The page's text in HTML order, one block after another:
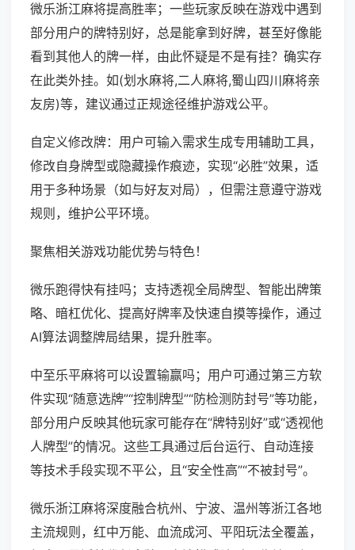
微乐浙江麻将提高胜率；一些玩家反映在游戏中遇到
部分用户的牌特别好，总是能拿到好牌，甚至好像能
看到其他人的牌一样，由此怀疑是不是有挂？确实存
在此类外挂。如(划水麻将,二人麻将,蜀山四川麻将亲
友房)等，建议通过正规途径维护游戏公平。
自定义修改牌：用户可输入需求生成专用辅助工具，
修改自身牌型或隐藏操作痕迹，实现“必胜”效果，适
用于多种场景（如与好友对局），但需注意遵守游戏
规则，维护公平环境。
聚焦相关游戏功能优势与特色！
微乐跑得快有挂吗；支持透视全局牌型、智能出牌策
略、暗杠优化、提高好牌率及快速自摸等操作，通过
AI算法调整牌局结果，提升胜率。
中至乐平麻将可以设置输赢吗；用户可通过第三方软
件实现“随意选牌”“控制牌型”“防检测防封号”等功能，
部分用户反映其他玩家可能存在“牌特别好”或“透视他
人牌型”的情况。这些工具通过后台运行、自动连接
等技术手段实现不平公，且“安全性高”“不被封号”。
微乐浙江麻将深度融合杭州、宁波、温州等浙江各地
主流规则，红中万能、血流成河、平阳玩法全覆盖，